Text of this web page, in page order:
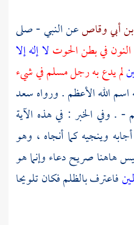
أبي وقاصعن النبي - صلى
في بطن الحوتلا إله إلا
لم يدع به رجل مسلم في شيء
الله الأعظم . ورواهسعد
. وفي الخبر : في هذه الآية
وينجيه كما أنجاه ، وهو
هاهنا صريح دعاء وإنما هو
فاعترف بالظلم فكان تلويحا